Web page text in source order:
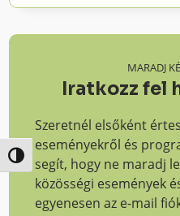
Nagy kontraszt váltása
MARADJ
Iratkozz fel
Szeretnél elsőként
eseményekről és
segít, hogy ne maradj
közösségi események
egyenesen az e-mail